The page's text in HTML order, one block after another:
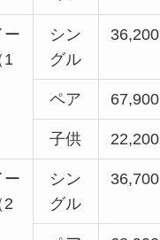
ー
1
シン
グル
36,200
ペア 67,900
子供 22,200
ー
2
シン
グル
36,700